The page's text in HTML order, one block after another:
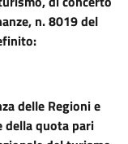
n. 8019 del
delle Regioni e
della quota pari